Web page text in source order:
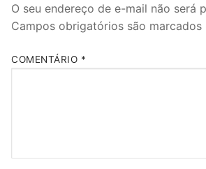
O seu endereço de e-mail não será
Campos obrigatórios são marcados
COMENTÁRIO *